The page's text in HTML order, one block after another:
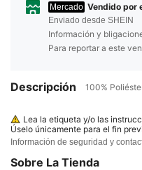
Mercado Vendido por
Enviado desde SHEIN
Información y
Para reportar a este
Descripción 100%
Lea la etiqueta y/o las
Úselo únicamente para el fin
No utilice el producto si está
un aspecto anormal. Consérvelo
a. Manténgalo fuera del alcance
Información de seguridad y
Sobre La Tienda
4,79 36